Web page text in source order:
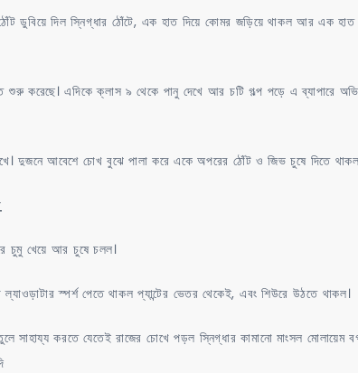
ডুবিয়ে দিল স্নিগ্ধার ঠোঁটে, এক হাত দিয়ে কোমর জড়িয়ে থাকল আর এক হাত
করেছে। এদিকে ক্লাস ৯ থেকে পানু দেখে আর চটি গল্প পড়ে এ ব্যাপারে
দুজনে আবেশে চোখ বুঝে পালা করে একে অপরের ঠোঁট ও জিভ চুষে দিতে
চুমু খেয়ে আর চুষে চলল।
স্পর্শ পেতে থাকল প্যান্টের ভেতর থেকেই, এবং শিউরে উঠতে থাকল।
সাহায্য করতে যেতেই রাজের চোখে পড়ল স্নিগ্ধার কামানো মাংসল মোলায়েম